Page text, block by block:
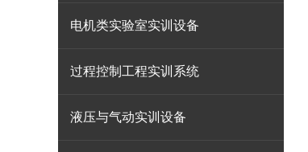
电机类实验室实训设备
过程控制工程实训系统
液压与气动实训设备